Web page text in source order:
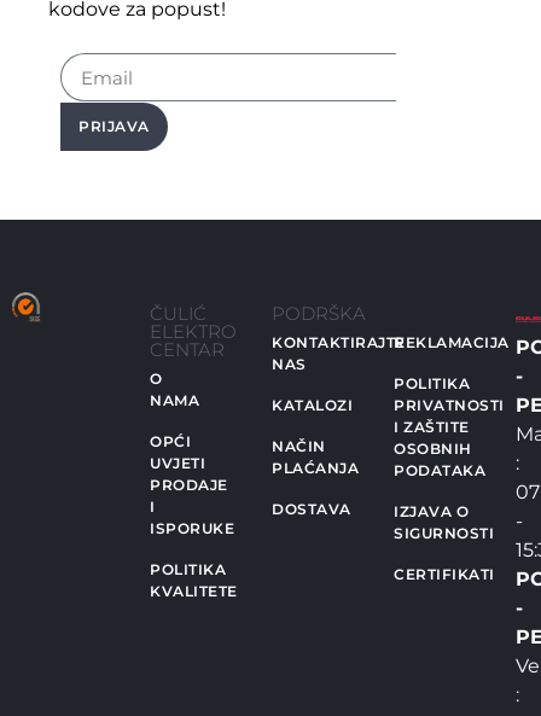
kodove za popust!
PRIJAVA
ČULIĆ
ELEKTRO
CENTAR
O
NAMA
OPĆI
UVJETI
PRODAJE
I
ISPORUKE
POLITIKA
KVALITETE
PODRŠKA
KONTAKTIRAJTE
NAS
KATALOZI
NAČIN
PLAĆANJA
DOSTAVA
REKLAMACIJA
POLITIKA
PRIVATNOSTI
I ZAŠTITE
OSOBNIH
PODATAKA
IZJAVA O
SIGURNOSTI
CERTIFIKATI
-
:
-
-
: